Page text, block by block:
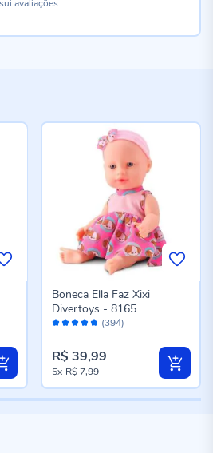
avaliações
Avaliação: (394)
Boneca Ella Faz Xixi
Divertoys - 8165
R$ 39,99
5x R$ 7,99